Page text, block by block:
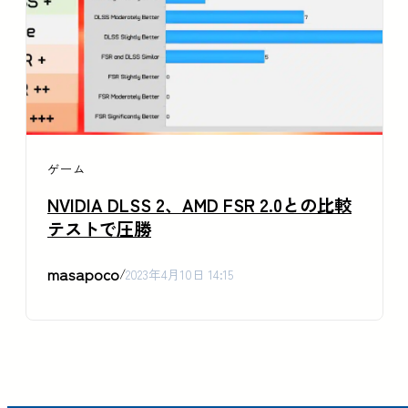
ゲーム
NVIDIA DLSS 2、AMD FSR 2.0との比較
テストで圧勝
masapoco/2023年4月10日 14:15